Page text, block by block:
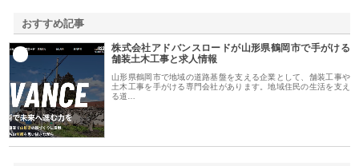
おすすめ記事
株式会社アドバンスロードが山形県鶴岡市で手がける
舗装土木工事と求人情報
山形県鶴岡市で地域の道路基盤を支える企業として、舗装工事や
土木工事を手がける専門会社があります。地域住民の生活を支え
る道…